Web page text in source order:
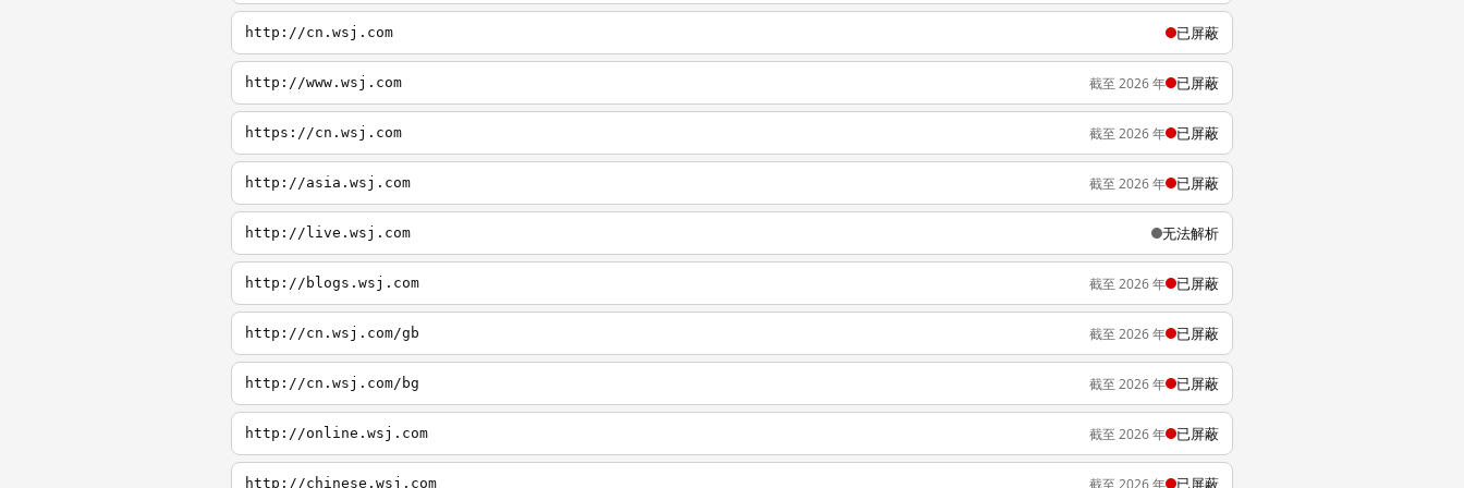
http://cn.wsj.com 已屏蔽
http://www.wsj.com 截至 2026 年 已屏蔽
https://cn.wsj.com 截至 2026 年 已屏蔽
http://asia.wsj.com 截至 2026 年 已屏蔽
http://live.wsj.com 无法解析
http://blogs.wsj.com 截至 2026 年 已屏蔽
http://cn.wsj.com/gb 截至 2026 年 已屏蔽
http://cn.wsj.com/bg 截至 2026 年 已屏蔽
http://online.wsj.com 截至 2026 年 已屏蔽
http://chinese.wsj.com 截至 2026 年 已屏蔽